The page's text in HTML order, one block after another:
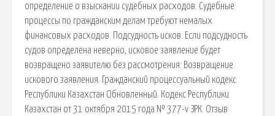
определение о взыскании судебных расходов. Судебные
процессы по гражданским делам требуют немалых
финансовых расходов. Подсудность исков. Если подсудность
судов определена неверно, исковое заявление будет
возвращено заявителю без рассмотрения: Возвращение
искового заявления. Гражданский процессуальный кодекс
Республики Казахстан Обновленный. Кодекс Республики
Казахстан от 31 октября 2015 года № 377-v ЗРК. Отзыв